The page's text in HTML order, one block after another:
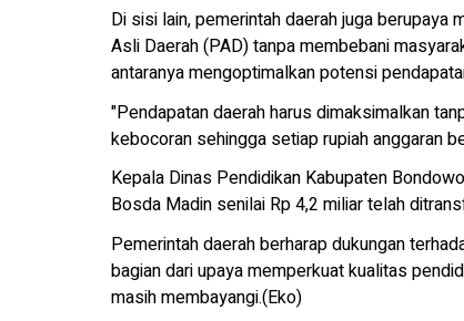
Di sisi lain, pemerintah daerah juga
Asli Daerah (PAD) tanpa membebani
antaranya mengoptimalkan potensi
"Pendapatan daerah harus dimaksimalkan
kebocoran sehingga setiap rupiah anggaran
Kepala Dinas Pendidikan Kabupaten
Bosda Madin senilai Rp 4,2 miliar telah
Pemerintah daerah berharap dukungan
bagian dari upaya memperkuat kualitas
masih membayangi.(Eko)